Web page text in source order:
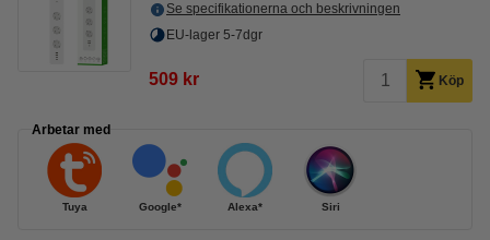
Se specifikationerna och beskrivningen
EU-lager 5-7dgr
509 kr Köp
Arbetar med
Tuya Google* Alexa* Siri